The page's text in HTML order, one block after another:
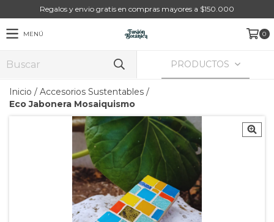
Regalos y envio gratis en compras mayores a $150.000
MENÚ 0
PRODUCTOS
Inicio / Accesorios Sustentables /
Eco Jabonera Mosaiquismo